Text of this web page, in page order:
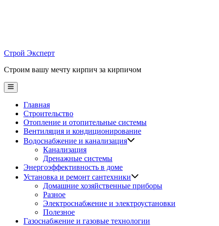
Строй Эксперт
Строим вашу мечту кирпич за кирпичом
Main
Menu
Главная
Строительство
Отопление и отопительные системы
Вентиляция и кондиционирование
Водоснабжение и канализация
Канализация
Дренажные системы
Энергоэффективность в доме
Установка и ремонт сантехники
Домашние хозяйственные приборы
Разное
Электроснабжение и электроустановки
Полезное
Газоснабжение и газовые технологии